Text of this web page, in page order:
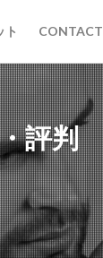
ト CONTACT
評判